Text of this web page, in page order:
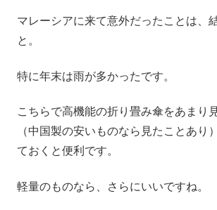
マレーシアに来て意外だったことは、
と。
特に年末は雨が多かったです。
こちらで高機能の折り畳み傘をあまり
（中国製の安いものなら見たことあり
ておくと便利です。
軽量のものなら、さらにいいですね。